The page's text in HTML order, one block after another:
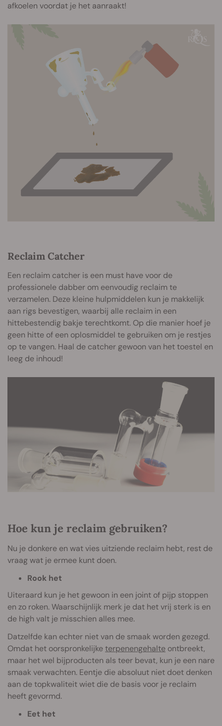
afkoelen voordat je het aanraakt!
Reclaim Catcher
Een reclaim catcher is een must have voor de
professionele dabber om eenvoudig reclaim te
verzamelen. Deze kleine hulpmiddelen kun je makkelijk
aan rigs bevestigen, waarbij alle reclaim in een
hittebestendig bakje terechtkomt. Op die manier hoef je
geen hitte of een oplosmiddel te gebruiken om je restjes
op te vangen. Haal de catcher gewoon van het toestel en
leeg de inhoud!
Hoe kun je reclaim gebruiken?
Nu je donkere en wat vies uitziende reclaim hebt, rest de
vraag wat je ermee kunt doen.
Rook het
Uiteraard kun je het gewoon in een joint of pijp stoppen
en zo roken. Waarschijnlijk merk je dat het vrij sterk is en
de high valt je misschien alles mee.
Datzelfde kan echter niet van de smaak worden gezegd.
Omdat het oorspronkelijketerpenengehalte ontbreekt,
maar het wel bijproducten als teer bevat, kun je een nare
smaak verwachten. Eentje die absoluut niet doet denken
aan de topkwaliteit wiet die de basis voor je reclaim
heeft gevormd.
Eet het